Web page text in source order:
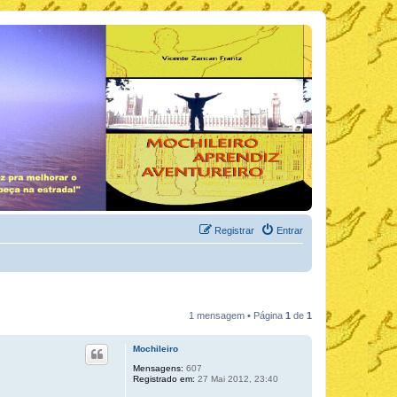
Entrar
Registrar
1 mensagem • Página 1 de 1
Mochileiro
Mensagens: 607
Registrado em: 27 Mai 2012, 23:40